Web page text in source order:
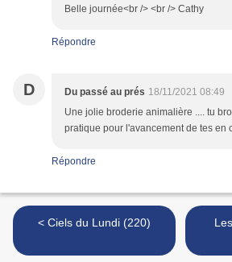
Belle journée<br /> <br /> Cathy
Répondre
D Du passé au prés 18/11/2021 08:49
Une jolie broderie animalière .... tu
pratique pour l'avancement de tes en
Répondre
< Ciels du Lundi (220)